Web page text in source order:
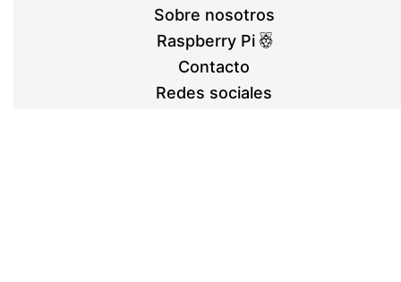
Sobre nosotros
Raspberry Pi
Contacto
Redes sociales